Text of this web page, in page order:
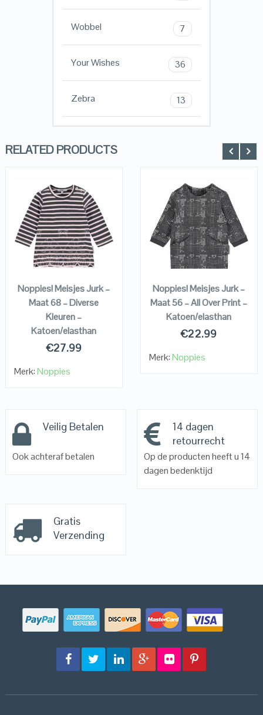
Wobbel 7
Your Wishes 36
Zebra 13
RELATED PRODUCTS
QUICK LOOK
VIEW DETAILS
KOPEN
Noppies! Meisjes Jurk –
Maat 68 – Diverse
Kleuren –
Katoen/elasthan
€27.99
Merk:Noppies
QUICK LOOK
VIEW DETAILS
KOPEN
Noppies! Meisjes Jurk –
Maat 56 – All Over Print –
Katoen/elasthan
€22.99
Merk:Noppies
Veilig Betalen
Ook achteraf betalen
14 dagen
retourrecht
Op de producten heeft u 14
dagen bedenktijd
Gratis
Verzending